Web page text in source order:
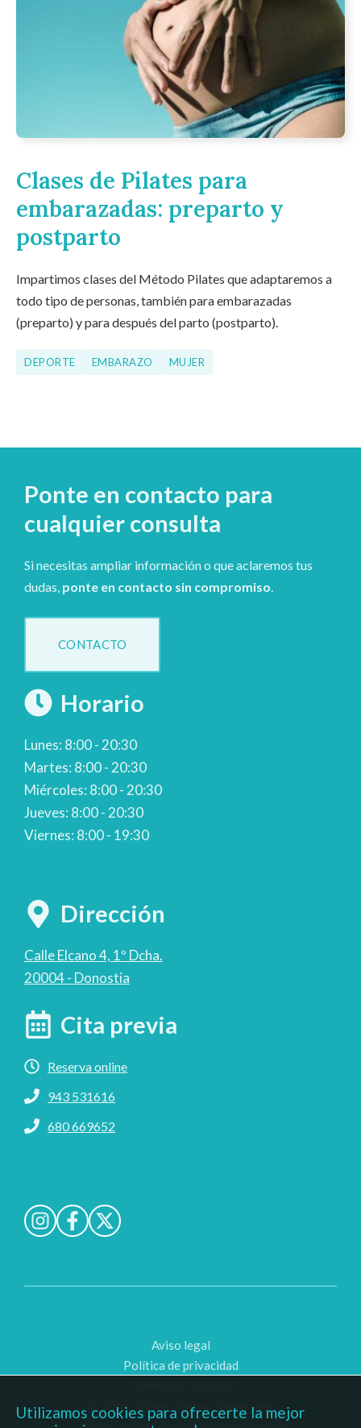
Clases de Pilates para
embarazadas: preparto y
postparto
Impartimos clases del Método Pilates que adaptaremos a
todo tipo de personas, también para embarazadas
(preparto) y para después del parto (postparto).
DEPORTE EMBARAZO MUJER
Ponte en contacto para
cualquier consulta
Si necesitas ampliar información o que aclaremos tus
dudas, ponte en contacto sin compromiso
CONTACTO
Horario
Lunes: 8:00 - 20:30
Martes: 8:00 - 20:30
Miércoles: 8:00 - 20:30
Jueves: 8:00 - 20:30
Viernes: 8:00 - 19:30
Dirección
Calle Elcano 4, 1º Dcha.
20004 - Donostia
Cita previa
Reserva online
943 531616
680 669652
© 2026 · Miren Altuna Fisioterapia
Trebere | Diseño de páginas web Donostia
Aviso legal
Política de privacidad
Utilizamos cookies para ofrecerte la mejor